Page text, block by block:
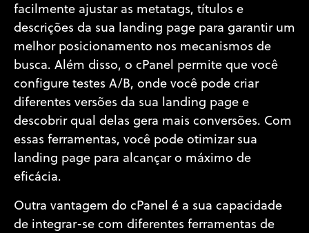
facilmente ajustar as metatags, títulos e
descrições da sua landing page para garantir um
melhor posicionamento nos mecanismos de
busca. Além disso, o cPanel permite que você
configure testes A/B, onde você pode criar
diferentes versões da sua landing page e
descobrir qual delas gera mais conversões. Com
essas ferramentas, você pode otimizar sua
landing page para alcançar o máximo de
eficácia.
Outra vantagem do cPanel é a sua capacidade
de integrar-se com diferentes ferramentas de